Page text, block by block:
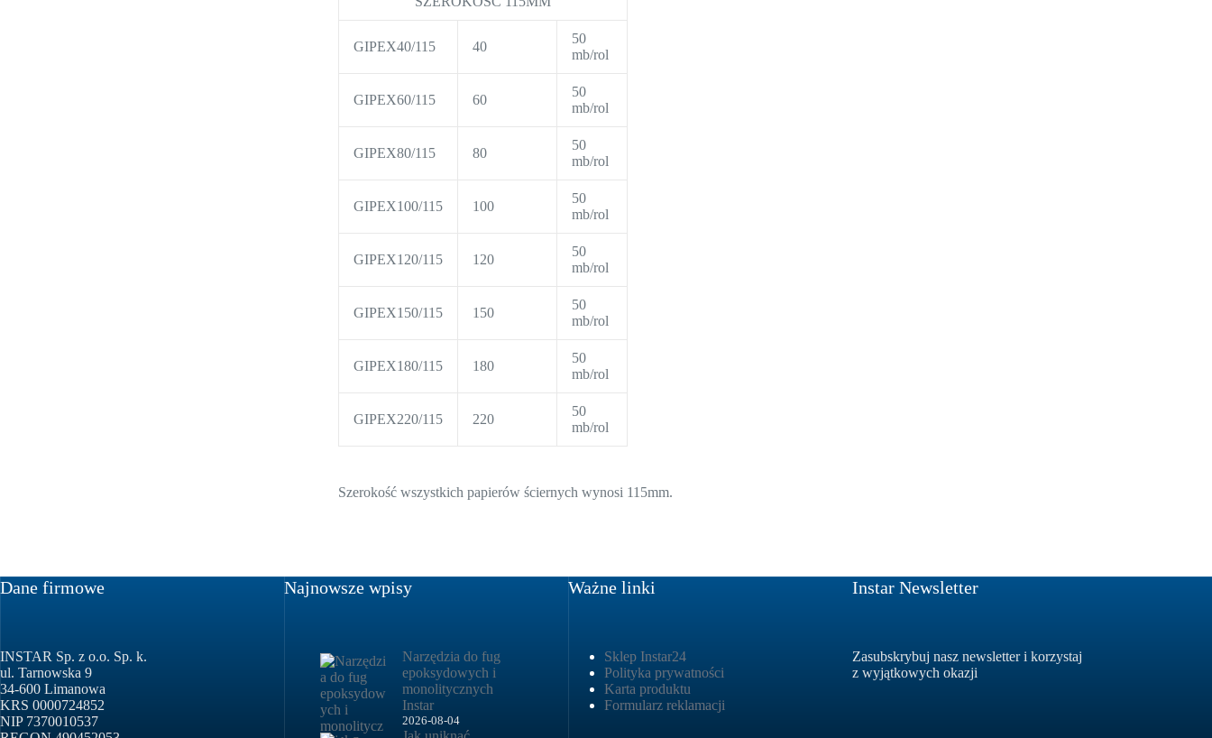
GIPEX40/115 40
50
mb/rol
GIPEX60/115 60
50
mb/rol
GIPEX80/115 80
50
mb/rol
GIPEX100/115 100
50
mb/rol
GIPEX120/115 120
50
mb/rol
GIPEX150/115 150
50
mb/rol
GIPEX180/115 180
50
mb/rol
GIPEX220/115 220
50
mb/rol
Szerokość wszystkich papierów ściernych wynosi 115mm.
Dane firmowe
INSTAR Sp. z o.o. Sp. k.
ul. Tarnowska 9
34-600 Limanowa
KRS 0000724852
NIP 7370010537
Najnowsze wpisy
Narzędzia do fug
epoksydowych i
monolitycznych
Instar
2026-08-04
Ważne linki
Sklep Instar24
Polityka prywatności
Karta produktu
Formularz reklamacji
Instar Newsletter
Zasubskrybuj nasz newsletter i korzystaj
z wyjątkowych okazji